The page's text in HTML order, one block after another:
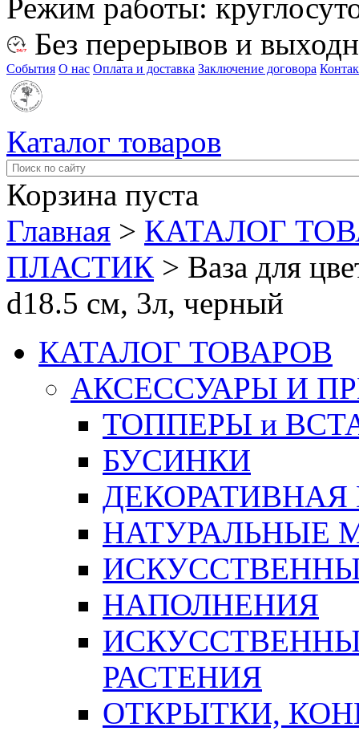
Режим работы:
Без перерывов и
События О нас Оплата и доставка Заключение договора
Каталог товаров
Корзина пуста
Главная > КАТАЛОГ
ПЛАСТИК > Ваза для
d18.5 см, 3л, черный
КАТАЛОГ ТОВАРОВ
АКСЕССУАРЫ И
ТОППЕРЫ и
БУСИНКИ
ДЕКОРАТИВНАЯ
НАТУРАЛЬНЫЕ
НАПОЛНЕНИЯ
РАСТЕНИЯ
ОТКРЫТКИ,